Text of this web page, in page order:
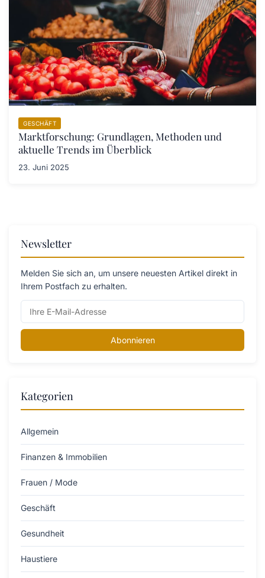
GESCHÄFT
Marktforschung: Grundlagen, Methoden und
aktuelle Trends im Überblick
23. Juni 2025
Newsletter
Melden Sie sich an, um unsere neuesten Artikel direkt in
Ihrem Postfach zu erhalten.
Abonnieren
Kategorien
Allgemein
Finanzen & Immobilien
Frauen / Mode
Geschäft
Gesundheit
Haustiere